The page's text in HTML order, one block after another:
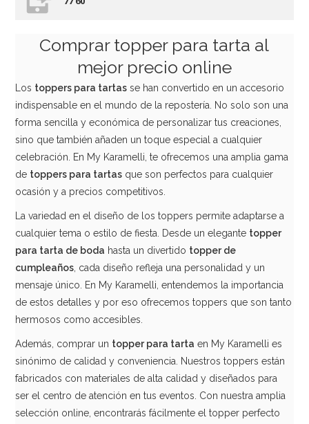
Comprar topper para tarta al
mejor precio online
Los toppers para tartas se han convertido en un accesorio
indispensable en el mundo de la repostería. No solo son una
forma sencilla y económica de personalizar tus creaciones,
sino que también añaden un toque especial a cualquier
celebración. En My Karamelli, te ofrecemos una amplia gama
de toppers para tartas que son perfectos para cualquier
ocasión y a precios competitivos.
La variedad en el diseño de los toppers permite adaptarse a
cualquier tema o estilo de fiesta. Desde un elegante topper
para tarta de boda hasta un divertido topper de
cumpleaños, cada diseño refleja una personalidad y un
mensaje único. En My Karamelli, entendemos la importancia
de estos detalles y por eso ofrecemos toppers que son tanto
hermosos como accesibles.
Además, comprar un topper para tarta en My Karamelli es
sinónimo de calidad y conveniencia. Nuestros toppers están
fabricados con materiales de alta calidad y diseñados para
ser el centro de atención en tus eventos. Con nuestra amplia
selección online, encontrarás fácilmente el topper perfecto